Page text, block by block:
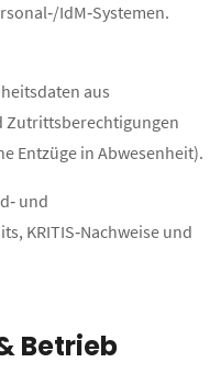
IdM‑Systemen.
aus
Zutrittsberechtigungen
Entzüge in Abwesenheit).
und
KRITIS‑Nachweise und
Betrieb